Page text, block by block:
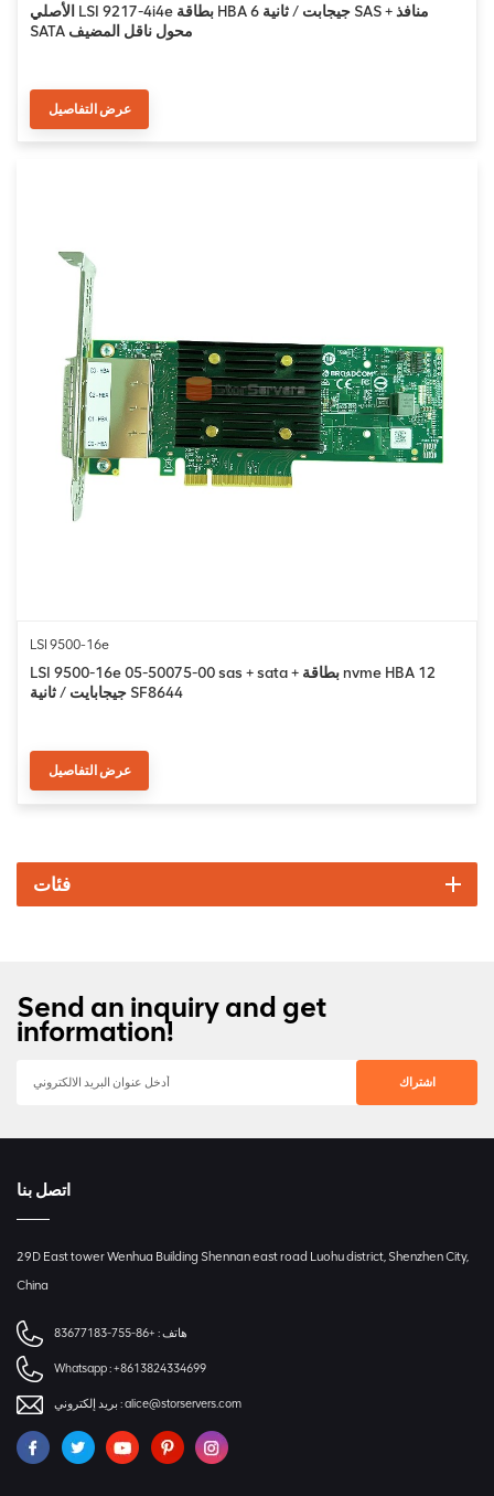
الأصلي LSI 9217-4i4e بطاقة HBA 6 جيجابت / ثانية SAS + منافذ
SATA محول ناقل المضيف
عرض التفاصيل
LSI 9500-16e
LSI 9500-16e 05-50075-00 sas + sata + بطاقة nvme HBA 12
جيجابايت / ثانية SF8644
عرض التفاصيل
فئات
Send an inquiry and get
information!
اتصل بنا
29D East tower Wenhua Building Shennan east road Luohu district, Shenzhen City,
China
هاتف : +86-755-83677183
Whatsapp :+8613824334699
بريد إلكتروني :alice@storservers.com